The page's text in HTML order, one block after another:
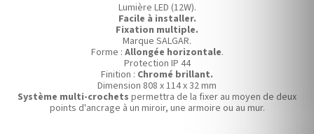
Lumière LED (12W).
Facile à installer.
Fixation multiple.
Marque SALGAR.
Forme : Allongée horizontale.
Protection IP 44
Finition : Chromé brillant.
Dimension 808 x 114 x 32 mm
Système multi-crochets permettra de la fixer au moyen de deux
points d'ancrage à un miroir, une armoire ou au mur.